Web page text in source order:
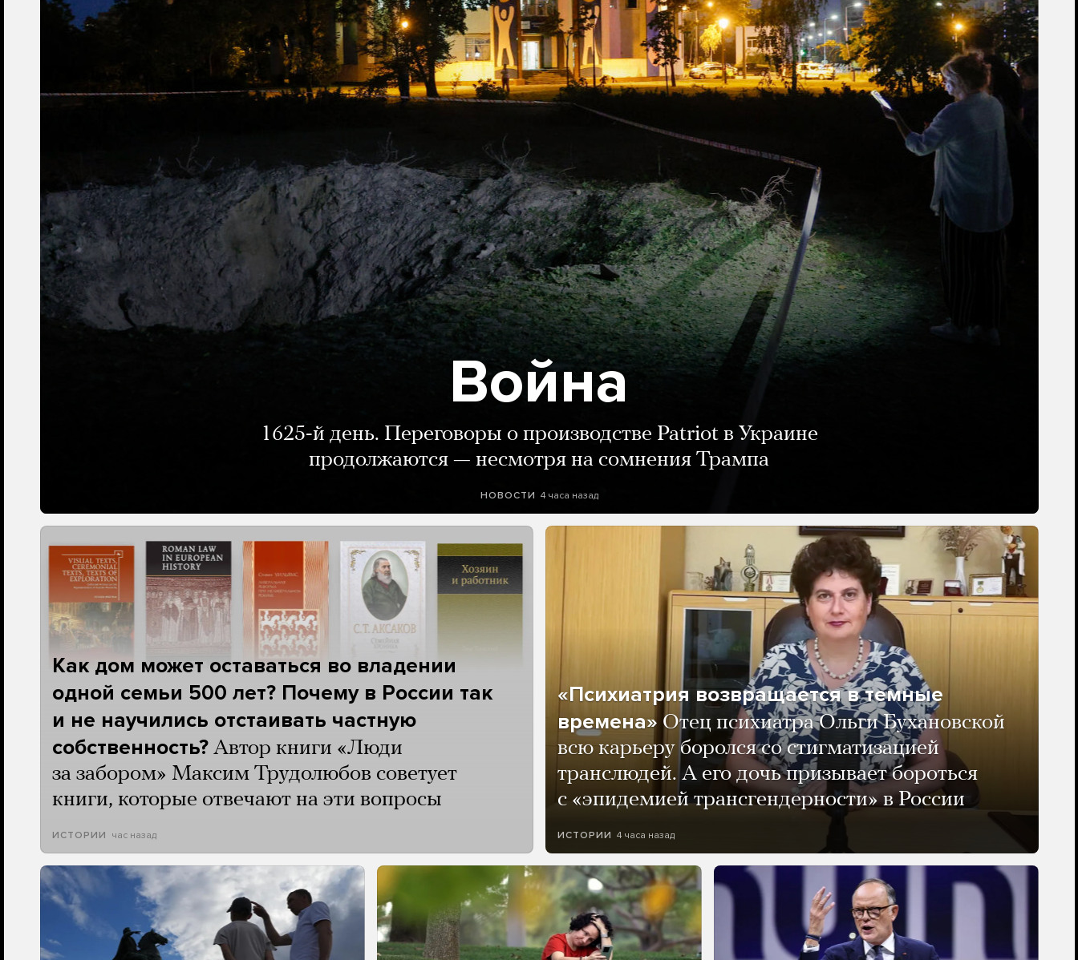
Война
1625-й день. Переговоры о производстве Patriot в Украине
продолжаются — несмотря на сомнения Трампа
НОВОСТИ 4 часа назад
Как дом может оставаться во владении
одной семьи 500 лет? Почему в России так
и не научились отстаивать частную
собственность? Автор книги «Люди
за забором» Максим Трудолюбов советует
книги, которые отвечают на эти вопросы
ИСТОРИИ час назад
«Психиатрия возвращается в темные
времена» Отец психиатра Ольги Бухановской
всю карьеру боролся со стигматизацией
транслюдей. А его дочь призывает бороться
с «эпидемией трансгендерности» в России
ИСТОРИИ 4 часа назад